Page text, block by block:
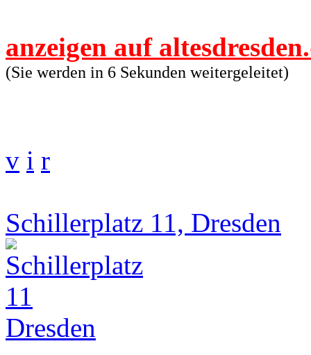
anzeigen auf
(Sie werden in 6 Sekunden weitergeleitet)
v i r
Schillerplatz 11, Dresden